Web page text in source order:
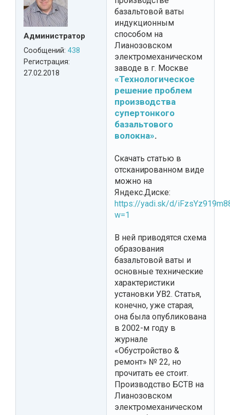
Администратор
Сообщений: 438
Регистрация:
27.02.2018
базальтовой ваты
индукционным
способом на
Лианозовском
электромеханическом
заводе в г. Москве
«Технологическое
решение проблем
производства
супертонкого
базальтового
волокна».
Скачать статью в
отсканированном виде
можно на
Яндекс.Диске:
https://yadi.sk/d/
w=1
В ней приводятся схема
образования
базальтовой ваты и
основные технические
характеристики
установки УВ2. Статья,
конечно, уже старая,
она была опубликована
в 2002-м году в
журнале
«Обустройство &
ремонт» № 22, но
прочитать ее стоит.
Производство БСТВ на
Лианозовском
электромеханическом